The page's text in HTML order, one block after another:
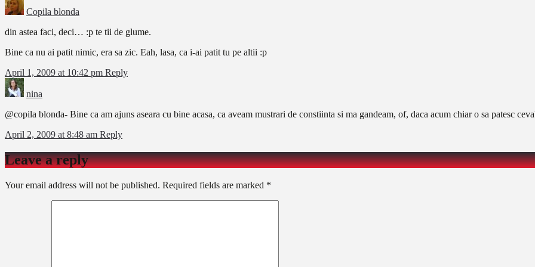
Copila blonda
din astea faci, deci… :p te tii de glume.
Bine ca nu ai patit nimic, era sa zic. Eah, lasa, ca i-ai patit tu pe altii :p
April 1, 2009 at 10:42 pm Reply
nina
@copila blonda- Bine ca am ajuns aseara cu bine acasa, ca aveam mustrari de constiinta si ma gandeam, of, daca acum chiar o sa patesc
April 2, 2009 at 8:48 am Reply
Leave a reply
Your email address will not be published. Required fields are marked *